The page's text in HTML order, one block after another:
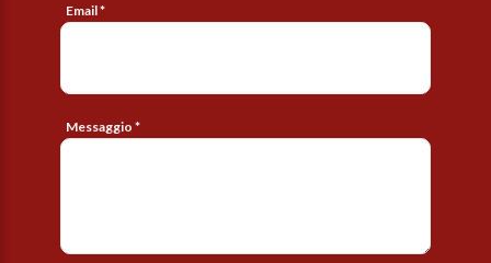
Email *
Messaggio *